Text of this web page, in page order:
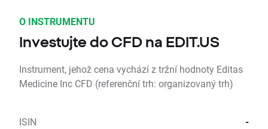
O INSTRUMENTU
Investujte do CFD na EDIT.US
Instrument, jehož cena vychází z tržní hodnoty Editas
Medicine Inc CFD (referenční trh: organizovaný trh)
ISIN -